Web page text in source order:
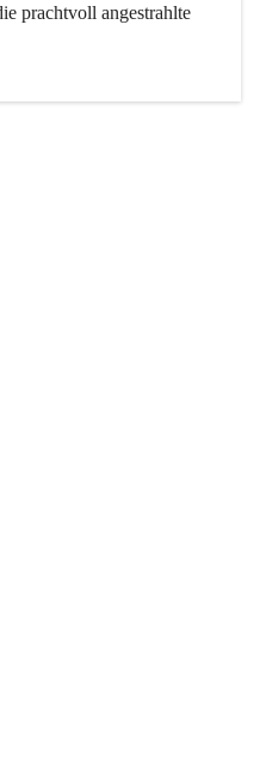
prachtvoll angestrahlte
mehr, ist aber integrativer